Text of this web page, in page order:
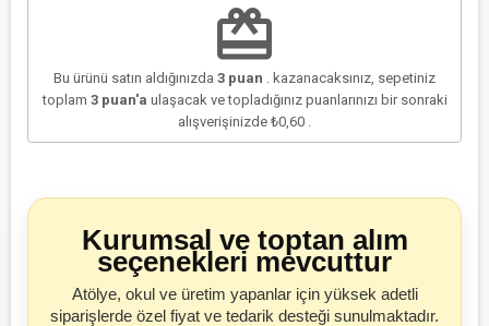
redeem
Bu ürünü satın aldığınızda 3 puan . kazanacaksınız, sepetiniz
toplam 3puan'a ulaşacak ve topladığınız puanlarınızı bir sonraki
alışverişinizde ₺0,60
Kurumsal ve toptan alım
seçenekleri mevcuttur
Atölye, okul ve üretim yapanlar için yüksek adetli
siparişlerde özel fiyat ve tedarik desteği sunulmaktadır.